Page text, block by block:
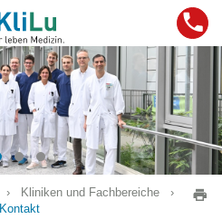
› Kliniken und Fachbereiche
›
Kontakt